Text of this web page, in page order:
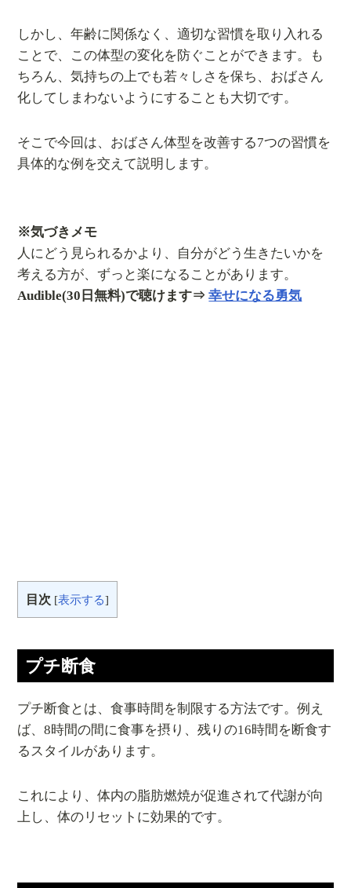
しかし、年齢に関係なく、適切な習慣を取り入れる
ことで、この体型の変化を防ぐことができます。も
ちろん、気持ちの上でも若々しさを保ち、おばさん
化してしまわないようにすることも大切です。
そこで今回は、おばさん体型を改善する7つの習慣を
具体的な例を交えて説明します。
※気づきメモ
人にどう見られるかより、自分がどう生きたいかを
考える方が、ずっと楽になることがあります。
Audible(30日無料)で聴けます⇒幸せになる勇気
目次 [表示する]
プチ断食
プチ断食とは、食事時間を制限する方法です。例え
ば、8時間の間に食事を摂り、残りの16時間を断食す
るスタイルがあります。
これにより、体内の脂肪燃焼が促進されて代謝が向
上し、体のリセットに効果的です。